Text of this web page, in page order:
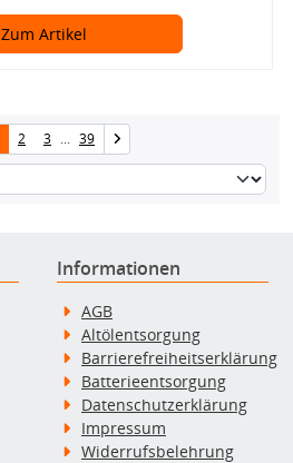
Zum Artikel
2 3 ... 39
Informationen
AGB
Altölentsorgung
Barrierefreiheitserklärung
Batterieentsorgung
Datenschutzerklärung
Impressum
Widerrufsbelehrung